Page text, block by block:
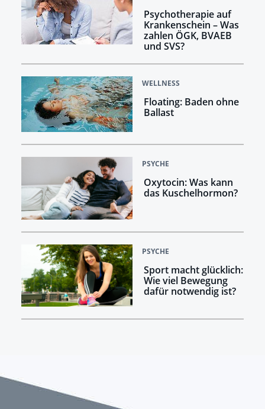
Psychotherapie auf
Krankenschein – Was
zahlen ÖGK, BVAEB
und SVS?
WELLNESS
Floating: Baden ohne
Ballast
PSYCHE
Oxytocin: Was kann
das Kuschelhormon?
PSYCHE
Sport macht glücklich:
Wie viel Bewegung
dafür notwendig ist?